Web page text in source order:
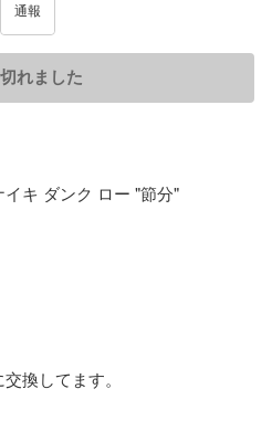
通報
れました
キ ダンク ロー "節分"
換してます。